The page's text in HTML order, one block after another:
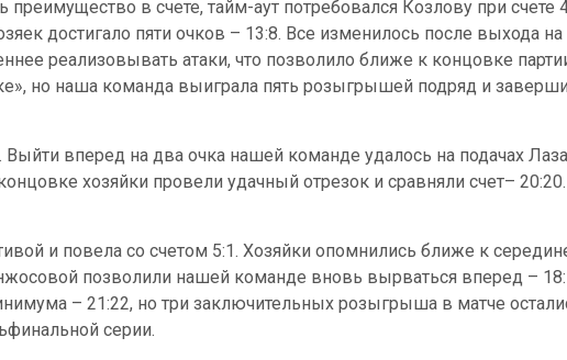
в счете, тайм-аут потребовался Козлову при счете
достигало пяти очков – 13:8. Все изменилось после выхода
реализовывать атаки, что позволило ближе к концовке
но наша команда выиграла пять розыгрышей подряд и
вперед на два очка нашей команде удалось на подачах
хозяйки провели удачный отрезок и сравняли счет–
и повела со счетом 5:1. Хозяйки опомнились ближе к
позволили нашей команде вновь вырваться вперед –
– 21:22, но три заключительных розыгрыша в матче
серии.